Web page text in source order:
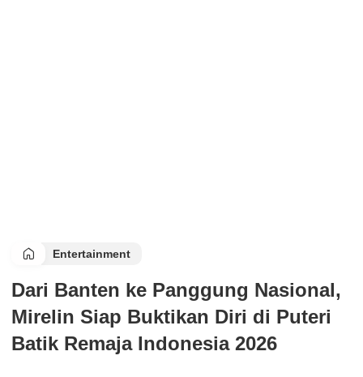
Entertainment
Dari Banten ke Panggung Nasional,
Mirelin Siap Buktikan Diri di Puteri
Batik Remaja Indonesia 2026